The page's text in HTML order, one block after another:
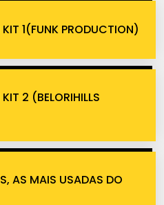
1(FUNK PRODUCTION)
2 (BELORIHILLS
AS MAIS USADAS DO